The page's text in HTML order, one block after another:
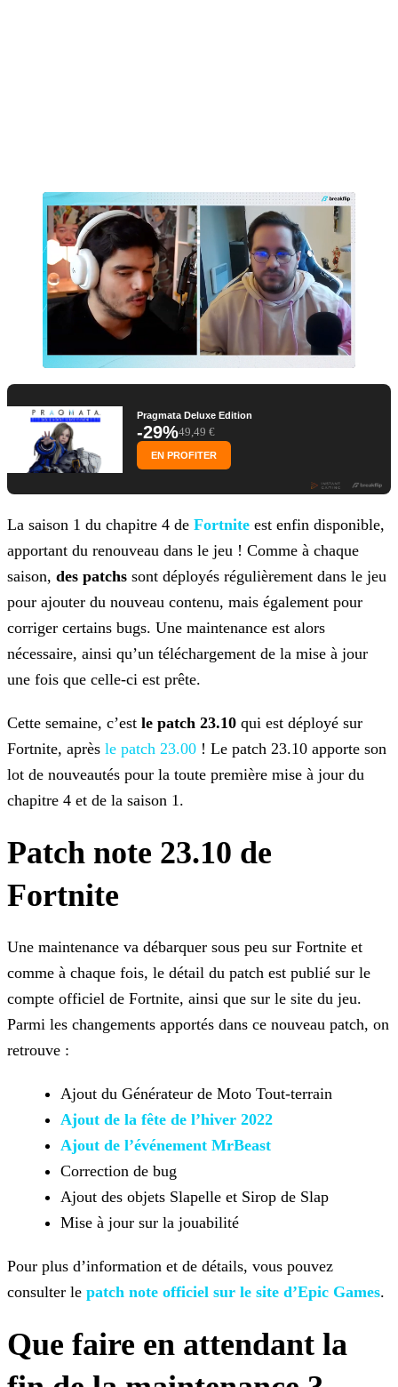
Pragmata Deluxe Edition
-29%49,49 €
EN PROFITER
La saison 1 du chapitre 4 de Fortnite est enfin disponible,
apportant du renouveau dans le jeu ! Comme à chaque
saison, des patchs sont déployés régulièrement dans le jeu
pour ajouter du nouveau contenu, mais également pour
corriger certains bugs. Une maintenance est alors
nécessaire, ainsi qu’un téléchargement de la mise à jour
une fois que celle-ci est prête.
Cette semaine, c’est le patch 23.10 qui est déployé sur
Fortnite, après le patch 23.00 ! Le patch 23.10 apporte son
lot de nouveautés pour la toute première mise à jour du
chapitre 4 et de la saison 1.
Patch note 23.10 de
Fortnite
Une maintenance va débarquer sous peu sur Fortnite et
comme à chaque fois, le détail du patch est publié sur le
compte officiel de Fortnite, ainsi que sur le site du jeu.
Parmi les changements apportés dans ce nouveau patch, on
retrouve :
Ajout du Générateur de Moto Tout-terrain
Ajout de la fête de l’hiver 2022
Ajout de l’événement MrBeast
Correction de bug
Ajout des objets Slapelle et Sirop de Slap
Mise à jour sur la jouabilité
Pour plus d’information et de détails, vous pouvez
consulter le patch note officiel sur le site d’Epic Games.
Que faire en attendant la